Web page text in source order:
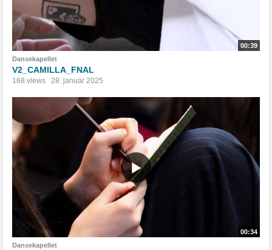
00:39
Dansekapellet
V2_CAMILLA_FNAL
168 views 28. januar 2025
00:34
Dansekapellet